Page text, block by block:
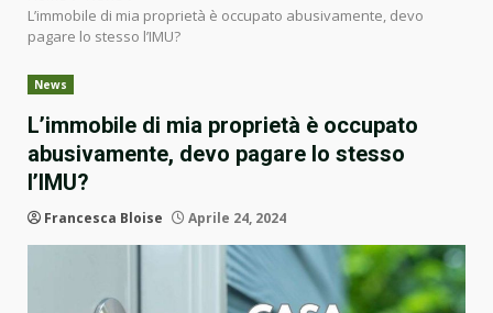
L’immobile di mia proprietà è occupato abusivamente, devo
pagare lo stesso l’IMU?
News
L’immobile di mia proprietà è occupato
abusivamente, devo pagare lo stesso
l’IMU?
Francesca Bloise Aprile 24, 2024